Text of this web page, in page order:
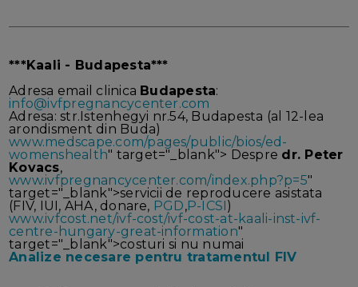
***Kaali - Budapesta***
Adresa email clinica Budapesta:
info@ivfpregnancycenter.com
Adresa: str.Istenhegyi nr.54, Budapesta (al 12-lea
arondisment din Buda)
www.medscape.com/pages/public/bios/ed-
womenshealth" target="_blank"> Despre dr. Peter
Kovacs,
www.ivfpregnancycenter.com/index.php?p=5"
target="_blank">servicii de reproducere asistata
(FIV, IUI, AHA, donare, PGD,P-ICSI)
www.ivfcost.net/ivf-cost/ivf-cost-at-kaali-inst-ivf-
centre-hungary-great-information"
target="_blank">costuri si nu numai
Analize necesare pentru tratamentul FIV